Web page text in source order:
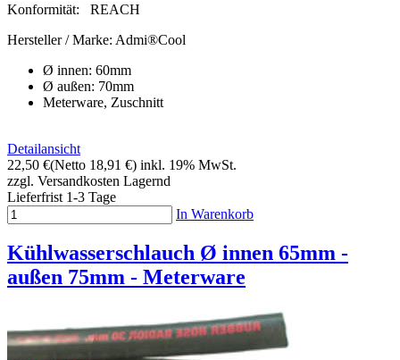
Konformität:
REACH
Hersteller / Marke: Admi®Cool
Ø innen: 60mm
Ø außen: 70mm
Meterware, Zuschnitt
Detailansicht
22,50 €(Netto 18,91 €) inkl. 19% MwSt.
zzgl. Versandkosten Lagernd
Lieferfrist 1-3 Tage
In Warenkorb
Kühlwasserschlauch Ø innen 65mm -
außen 75mm - Meterware